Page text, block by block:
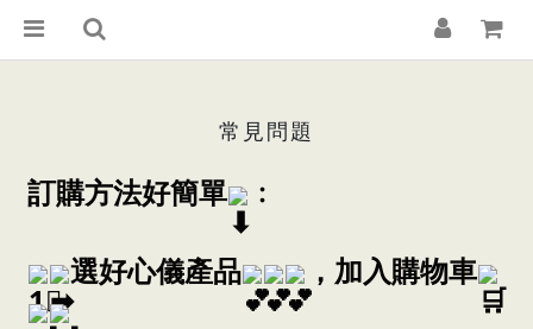
常見問題
訂購方法好簡單 ﹕
選好心儀產品 ，加入購物車